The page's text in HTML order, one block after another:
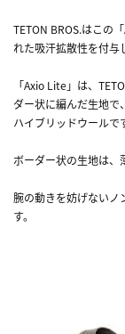
TETON BROS.はこの
れた吸汗拡散性を付与
「Axio Lite」は、
ダー状に編んだ生地で
ハイブリッドウールで
ボーダー状の生地は、
腕の動きを妨げないノ
す。